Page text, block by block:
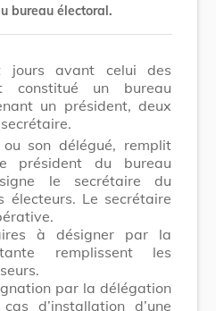
bureau électoral.
jours avant celui des
constitué un bureau
un président, deux
son délégué, remplit
président du bureau
le secrétaire du
électeurs. Le secrétaire
à désigner par la
remplissent les
par la délégation
d’installation d’une